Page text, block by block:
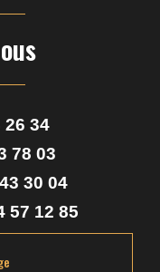
26 34
78 03
30 04
57 12 85